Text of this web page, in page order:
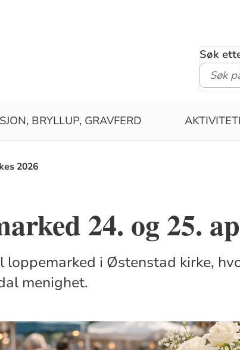
Søk
BRYLLUP, GRAVFERD
2026
24. og 25.
loppemarked i Østenstad kirke,
menighet.